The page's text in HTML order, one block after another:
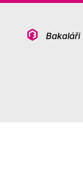
Bakaláři